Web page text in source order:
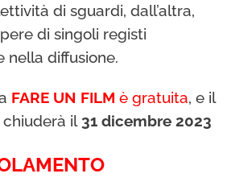
di sguardi, dall’altra,
di singoli registi
nella diffusione.
FARE UN FILM è gratuita, e il
chiuderà il 31 dicembre 2023